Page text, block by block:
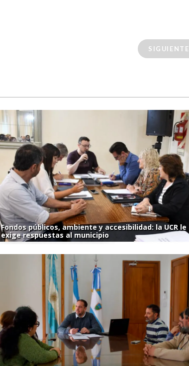
SIGUIENTE
Fondos públicos, ambiente y accesibilidad: la UCR le
exige respuestas al municipio